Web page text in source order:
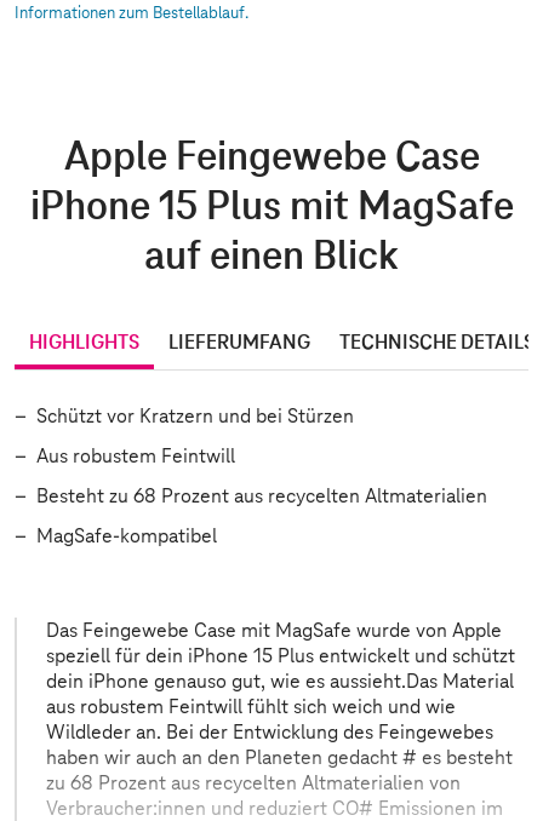
Informationen zum Bestellablauf.
Apple Feingewebe Case
iPhone 15 Plus mit MagSafe
auf einen Blick
HIGHLIGHTS LIEFERUMFANG TECHNISCHE DETAILS
Schützt vor Kratzern und bei Stürzen
Aus robustem Feintwill
Besteht zu 68 Prozent aus recycelten Altmaterialien
MagSafe-kompatibel
Das Feingewebe Case mit MagSafe wurde von Apple
speziell für dein iPhone 15 Plus entwickelt und schützt
dein iPhone genauso gut, wie es aussieht.Das Material
aus robustem Feintwill fühlt sich weich und wie
Wildleder an. Bei der Entwicklung des Feingewebes
haben wir auch an den Planeten gedacht # es besteht
zu 68 Prozent aus recycelten Altmaterialien von
Verbraucher:innen und reduziert CO# Emissionen im